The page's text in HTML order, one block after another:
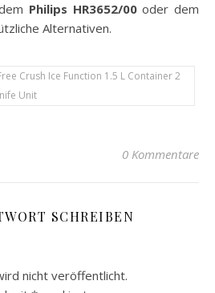
Philips HR3652/00oder dem
Alternativen.
Crush Ice Function 1.5 L Container 2
Unit
0 Kommentare
SCHREIBEN
nicht veröffentlicht.